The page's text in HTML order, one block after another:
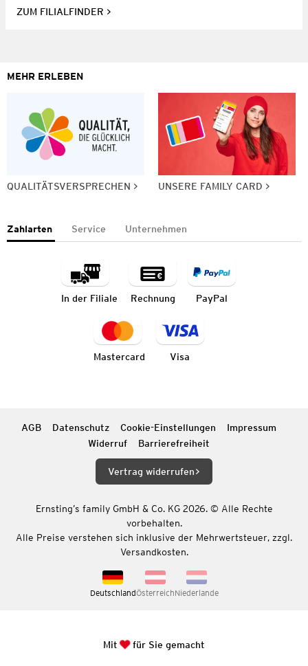
ZUM FILIALFINDER
MEHR ERLEBEN
QUALITÄTSVERSPRECHEN UNSERE FAMILY CARD
Zahlarten Service Unternehmen
In der Filiale Rechnung PayPal
Mastercard Visa
AGB Datenschutz Cookie-Einstellungen
Impressum
Widerruf
Barrierefreiheit
Vertrag widerrufen
Ernsting’s family GmbH & Co. KG 2026. © Alle Rechte
vorbehalten.
Alle Preise verstehen sich inklusive der Mehrwertsteuer, zzgl.
Versandkosten.
DeutschlandÖsterreichNiederlande
Mit für Sie gemacht